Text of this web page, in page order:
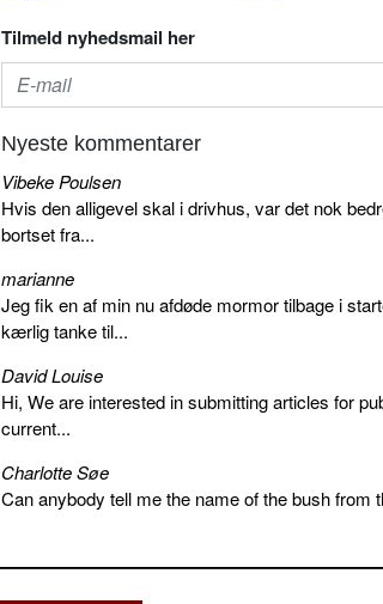
Tilmeld nyhedsmail her
Nyeste kommentarer
Vibeke Poulsen
Hvis den alligevel skal i drivhus, var det nok
bortset fra...
marianne
Jeg fik en af min nu afdøde mormor tilbage i
kærlig tanke til...
David Louise
Hi, We are interested in submitting articles for
current...
Charlotte Søe
Can anybody tell me the name of the bush